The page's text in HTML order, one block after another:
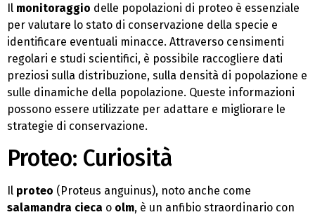
Il monitoraggio delle popolazioni di proteo è essenziale
per valutare lo stato di conservazione della specie e
identificare eventuali minacce. Attraverso censimenti
regolari e studi scientifici, è possibile raccogliere dati
preziosi sulla distribuzione, sulla densità di popolazione e
sulle dinamiche della popolazione. Queste informazioni
possono essere utilizzate per adattare e migliorare le
strategie di conservazione.
Proteo: Curiosità
Il proteo (Proteus anguinus), noto anche come
salamandra cieca o olm, è un anfibio straordinario con